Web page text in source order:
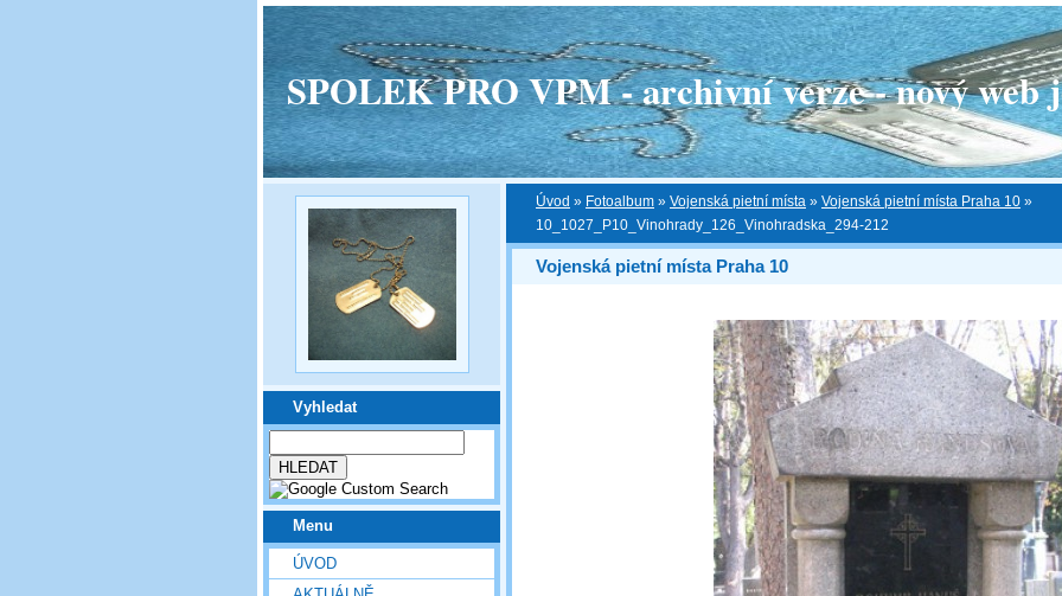
SPOLEK PRO VPM - archivní verze - nový web
Vyhledat
Menu
ÚVOD
Úvod » Fotoalbum » Vojenská pietní místa » Vojenská pietní místa Praha 10 »
10_1027_P10_Vinohrady_126_Vinohradska_294-212
Vojenská pietní místa Praha 10